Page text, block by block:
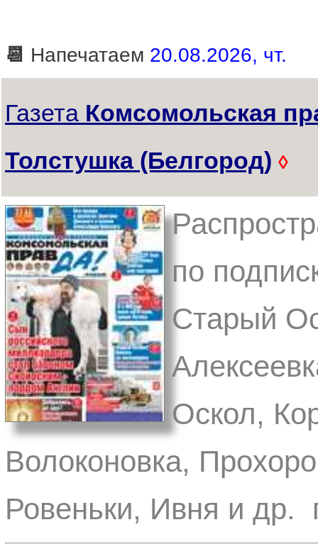
📆 Напечатаем 20.08.2026, чт.
Газета Комсомольская
Толстушка (Белгород) ◊
по
Старый
Оскол,
Волоконовка,
Ровеньки, Ивня и др.